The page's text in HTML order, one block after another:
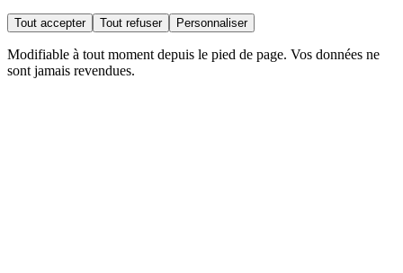
Tout accepter Tout refuser Personnaliser
Modifiable à tout moment depuis le pied de page. Vos données ne
sont jamais revendues.